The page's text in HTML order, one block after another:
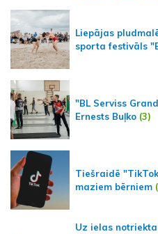
Liepājas
sporta festivāls
"BL Serviss
Ernests Buļko (3)
Tiešraidē
maziem bērniem
Uz ielas